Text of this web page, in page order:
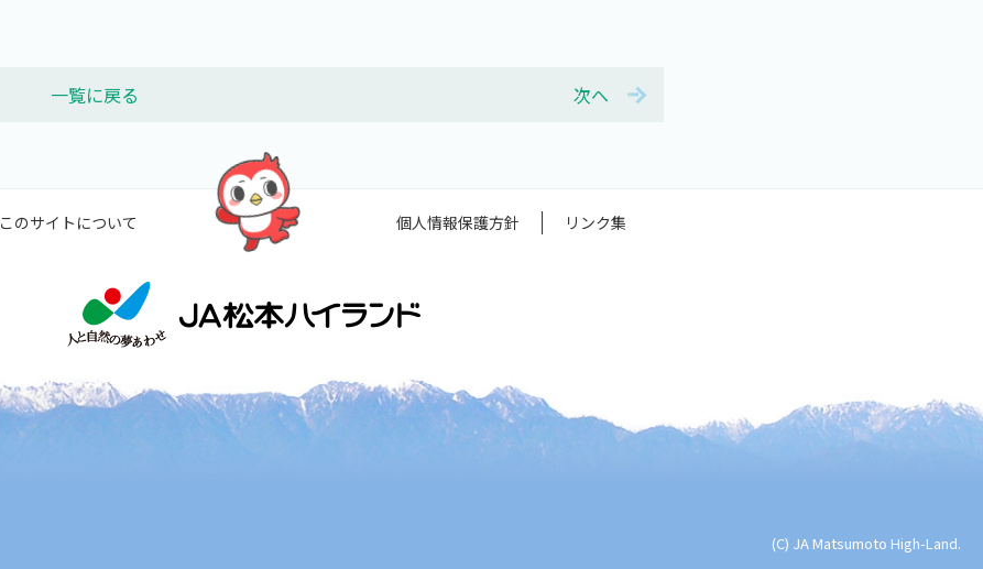
一覧に戻る 次へ
このサイトについて 個人情報保護方針 リンク集
(C) JA Matsumoto High-Land.